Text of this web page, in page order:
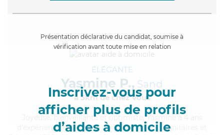
Présentation déclarative du candidat, soumise à
vérification avant toute mise en relation
Inscrivez-vous pour
afficher plus de profils
d’aides à domicile
ÉLÉGANTE
Yasmine P., Sand
à 5km de chez Vous
, bienveillante et optimiste, Yasmine a 4 ans
d'expérience et possède un BEP Carrières Sanitaires et